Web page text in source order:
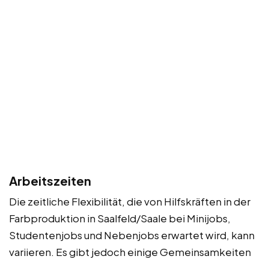
Arbeitszeiten
Die zeitliche Flexibilität, die von Hilfskräften in der
Farbproduktion in Saalfeld/Saale bei Minijobs,
Studentenjobs und Nebenjobs erwartet wird, kann
variieren. Es gibt jedoch einige Gemeinsamkeiten